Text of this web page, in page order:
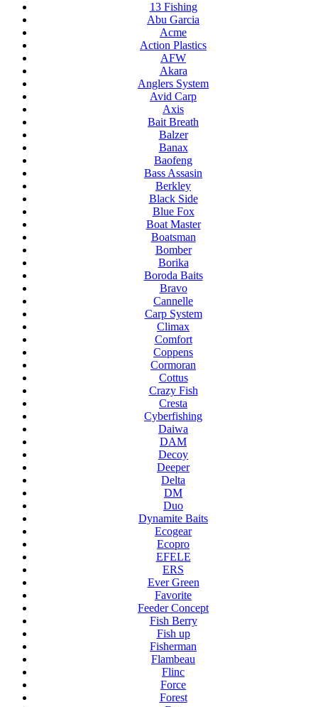
13 Fishing
Abu Garcia
Acme
Action Plastics
AFW
Akara
Anglers System
Avid Carp
Axis
Bait Breath
Balzer
Banax
Baofeng
Bass Assasin
Berkley
Black Side
Blue Fox
Boat Master
Boatsman
Bomber
Borika
Boroda Baits
Bravo
Cannelle
Carp System
Climax
Comfort
Coppens
Cormoran
Cottus
Crazy Fish
Cresta
Cyberfishing
Daiwa
DAM
Decoy
Deeper
Delta
DM
Duo
Dynamite Baits
Ecogear
Ecopro
EFELE
ERS
Ever Green
Favorite
Feeder Concept
Fish Berry
Fish up
Fisherman
Flambeau
Flinc
Force
Forest